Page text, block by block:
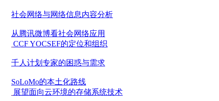
社会网络与网络信息内容分析
从腾讯微博看社会网络应用
CCF YOCSEF的定位和组织
千人计划专家的困惑与需求
SoLoMo的本土化路线
展望面向云环境的存储系统技术